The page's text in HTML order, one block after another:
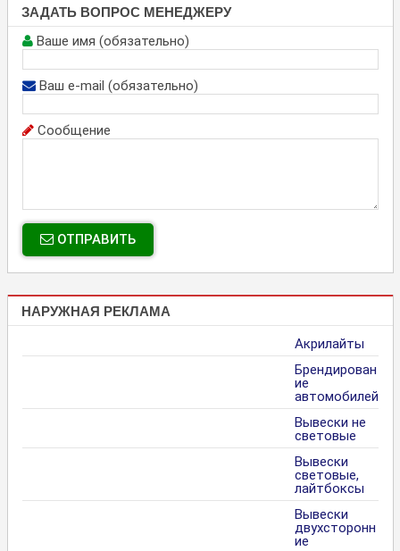
ЗАДАТЬ ВОПРОС МЕНЕДЖЕРУ
Ваше имя (обязательно)
Ваш e-mail (обязательно)
Сообщение
ОТПРАВИТЬ
НАРУЖНАЯ РЕКЛАМА
Акрилайты
Брендирован
ие
автомобилей
Вывески не
световые
Вывески
световые,
лайтбоксы
Вывески
двухсторонн
ие